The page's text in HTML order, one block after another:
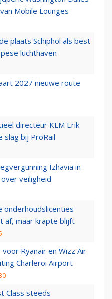
Mobile Lounges
plaats Schiphol als best
luchthaven
2027 nieuwe route
directeur KLM Erik
slag bij ProRail
Izhavia in
veiligheid
onderhoudslicenties
af, maar krapte blijft
voor Ryanair en Wizz Air
Charleroi Airport
Class steeds